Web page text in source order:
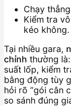
Chạy
Kiểm tra
kéo không.
Tại nhiều gara,
chỉnh thường
suất lốp, kiểm
bằng động tùy
hỏi rõ “gói cân
so sánh đúng